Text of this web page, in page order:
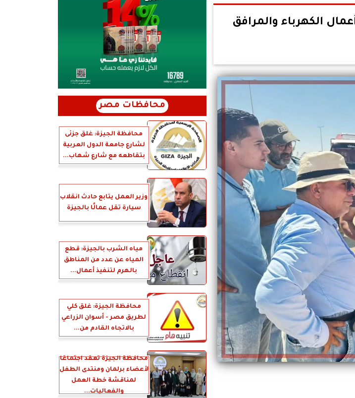
الكهرباء والمرافق
محافظات مصر
محافظة الجيزة: غلق جزئى
لشارع جامعة الدول العربية
بتقاطعه مع شارع شهاب...
وزير العمل يتابع حادث انقلاب
سيارة تقل عمالًا بالجيزة
مياه الشرب بالجيزة: قطع
المياه عن عدد من المناطق
بالهرم لتنفيذ أعمال...
محافظة الجيزة: غلق كلي
لطريق مصر - أسوان الزراعي
بالاتجاه القادم من...
محافظة الجيزة تعقد اجتماعًا
لأعضاء برلمان ومنتدى الطفل
لمناقشة خطة العمل
والفعاليات...